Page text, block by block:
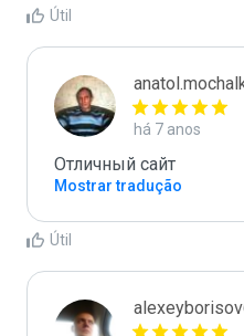
Útil
há 7 anos
Отличный сайт
Mostrar tradução
Útil